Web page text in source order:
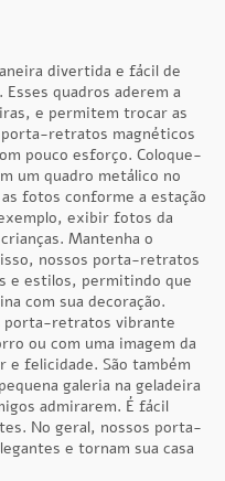
divertida e fácil de
quadros aderem a
e permitem trocar as
retratos magnéticos
pouco esforço. Coloque-
um quadro metálico no
fotos conforme a estação
exibir fotos da
Mantenha o
nossos porta-retratos
e estilos, permitindo que
com sua decoração.
porta-retratos vibrante
ou com uma imagem da
e felicidade. São também
galeria na geladeira
admirarem. É fácil
No geral, nossos porta-
e tornam sua casa